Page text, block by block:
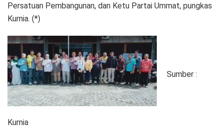
Persatuan Pembangunan, dan Ketu Partai Ummat, pungkas
Kurnia. (*)
Sumber :
Kurnia